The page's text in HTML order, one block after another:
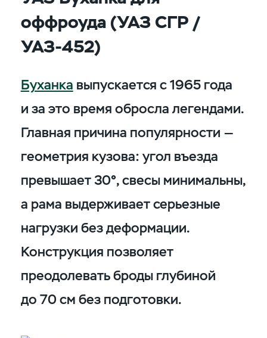
оффроуда (УАЗ СГР /
УАЗ-452)
Буханка выпускается с 1965 года
и за это время обросла легендами.
Главная причина популярности —
геометрия кузова: угол въезда
превышает 30°, свесы минимальны,
а рама выдерживает серьезные
нагрузки без деформации.
Конструкция позволяет
преодолевать броды глубиной
до 70 см без подготовки.